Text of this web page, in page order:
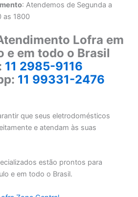
: Atendemos de Segunda a
as 1800
Lofra em
e em todo o Brasil
11 2985-9116
11 99331-2476
que seus eletrodomésticos
e atendam às suas
estão prontos para
e em todo o Brasil.